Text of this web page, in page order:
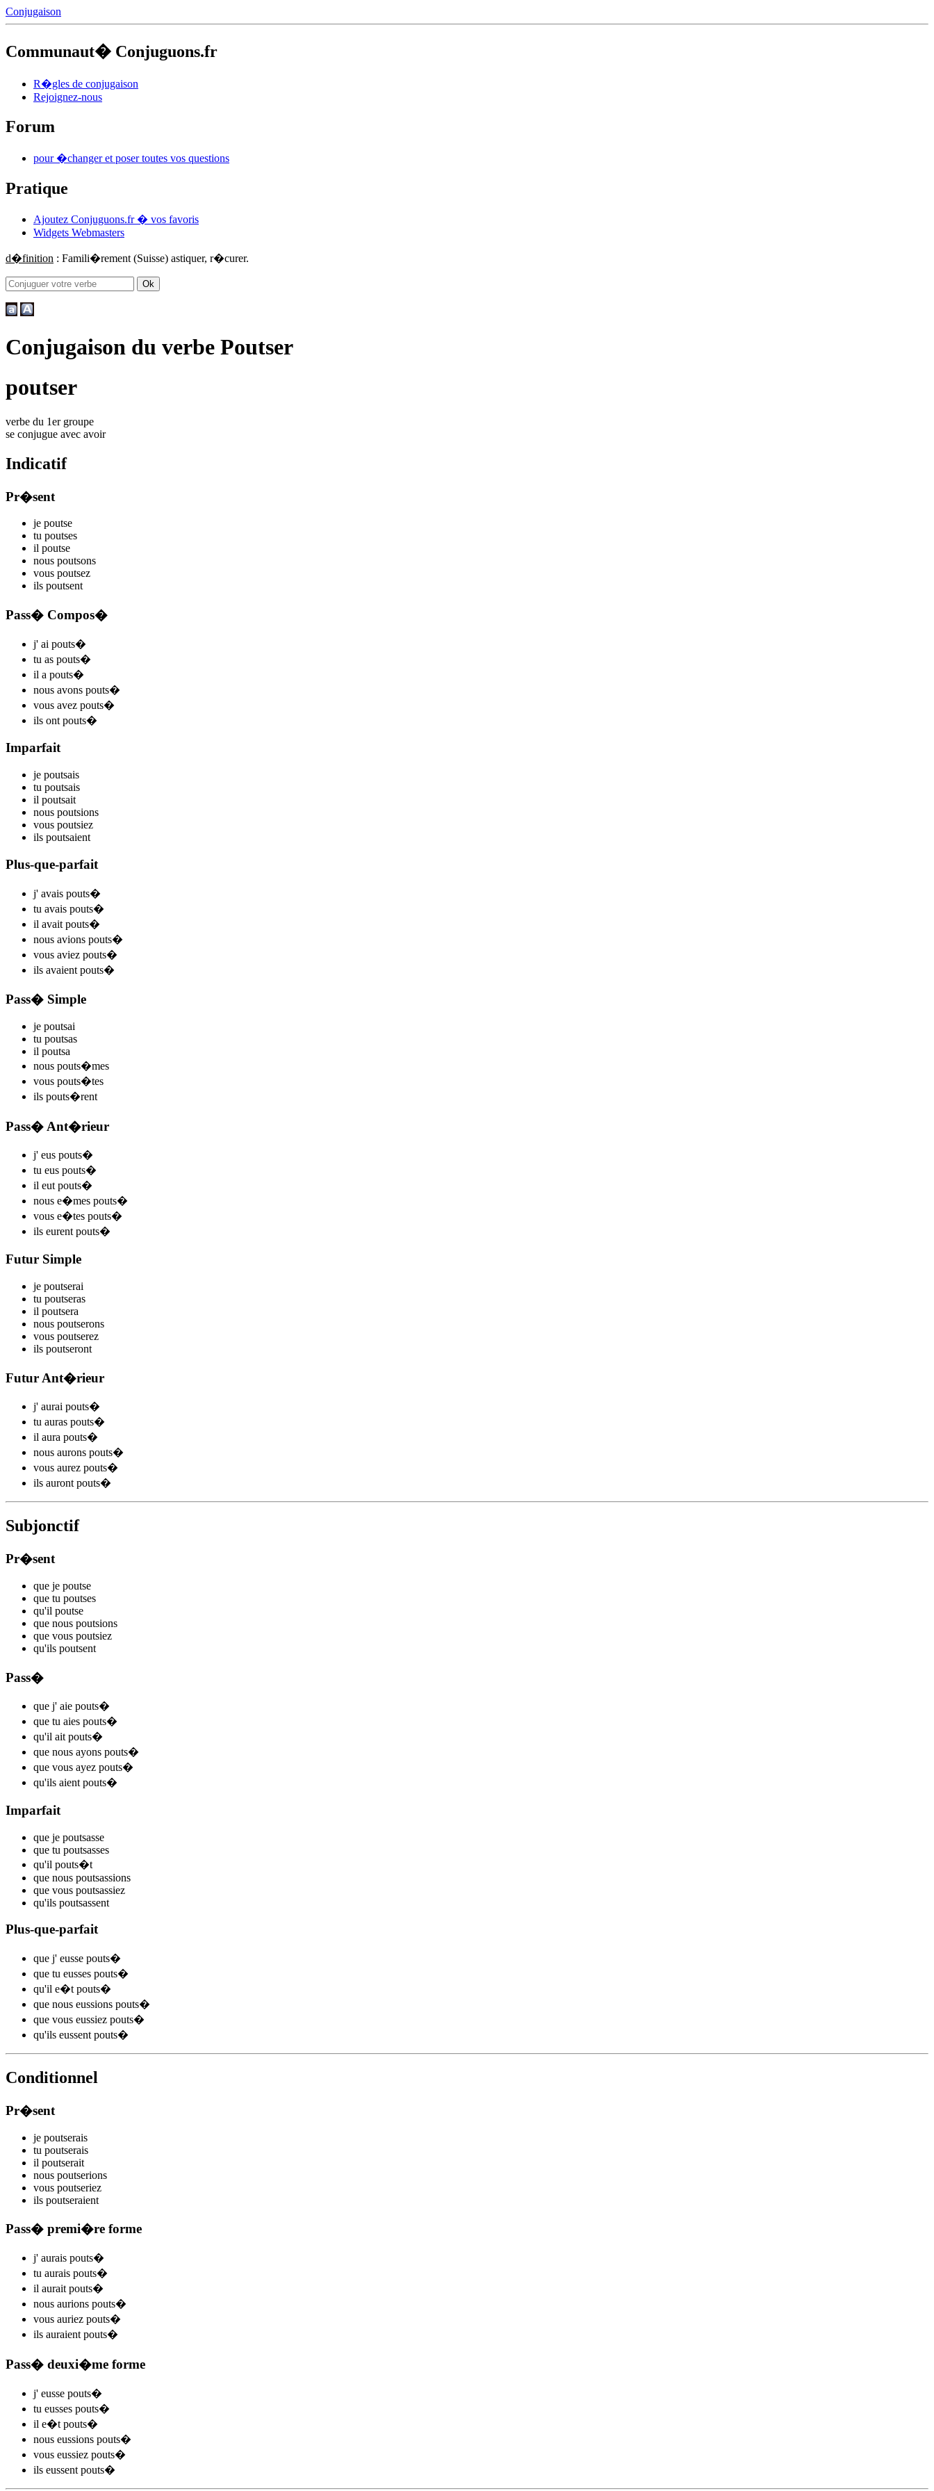
Conjugaison
Communaut� Conjuguons.fr
R�gles de conjugaison
Rejoignez-nous
Forum
pour �changer et poser toutes vos questions
Pratique
Ajoutez Conjuguons.fr � vos favoris
Widgets Webmasters
d�finition : Famili�rement (Suisse) astiquer, r�curer.
Conjugaison du verbe Poutser
poutser
verbe du 1er groupe
se conjugue avec avoir
Indicatif
Pr�sent
je poutse
tu poutses
il poutse
nous poutsons
vous poutsez
ils poutsent
Pass� Compos�
j' ai pouts�
tu as pouts�
il a pouts�
nous avons pouts�
vous avez pouts�
ils ont pouts�
Imparfait
je poutsais
tu poutsais
il poutsait
nous poutsions
vous poutsiez
ils poutsaient
Plus-que-parfait
j' avais pouts�
tu avais pouts�
il avait pouts�
nous avions pouts�
vous aviez pouts�
ils avaient pouts�
Pass� Simple
je poutsai
tu poutsas
il poutsa
nous pouts�mes
vous pouts�tes
ils pouts�rent
Pass� Ant�rieur
j' eus pouts�
tu eus pouts�
il eut pouts�
nous e�mes pouts�
vous e�tes pouts�
ils eurent pouts�
Futur Simple
je poutserai
tu poutseras
il poutsera
nous poutserons
vous poutserez
ils poutseront
Futur Ant�rieur
j' aurai pouts�
tu auras pouts�
il aura pouts�
nous aurons pouts�
vous aurez pouts�
ils auront pouts�
Subjonctif
Pr�sent
que je poutse
que tu poutses
qu'il poutse
que nous poutsions
que vous poutsiez
qu'ils poutsent
Pass�
que j' aie pouts�
que tu aies pouts�
qu'il ait pouts�
que nous ayons pouts�
que vous ayez pouts�
qu'ils aient pouts�
Imparfait
que je poutsasse
que tu poutsasses
qu'il pouts�t
que nous poutsassions
que vous poutsassiez
qu'ils poutsassent
Plus-que-parfait
que j' eusse pouts�
que tu eusses pouts�
qu'il e�t pouts�
que nous eussions pouts�
que vous eussiez pouts�
qu'ils eussent pouts�
Conditionnel
Pr�sent
je poutserais
tu poutserais
il poutserait
nous poutserions
vous poutseriez
ils poutseraient
Pass� premi�re forme
j' aurais pouts�
tu aurais pouts�
il aurait pouts�
nous aurions pouts�
vous auriez pouts�
ils auraient pouts�
Pass� deuxi�me forme
j' eusse pouts�
tu eusses pouts�
il e�t pouts�
nous eussions pouts�
vous eussiez pouts�
ils eussent pouts�